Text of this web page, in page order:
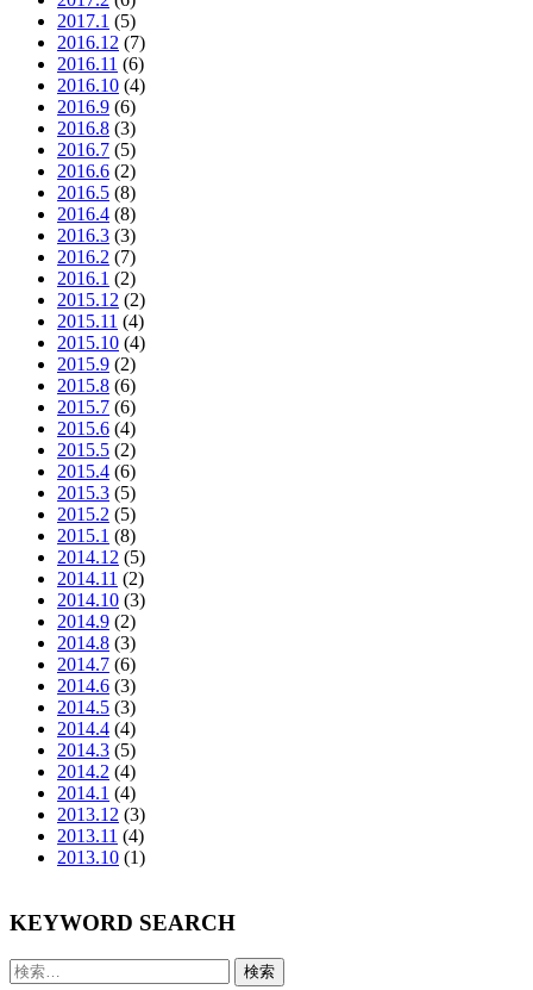
2017.1 (5)
2016.12 (7)
2016.11 (6)
2016.10 (4)
2016.9 (6)
2016.8 (3)
2016.7 (5)
2016.6 (2)
2016.5 (8)
2016.4 (8)
2016.3 (3)
2016.2 (7)
2016.1 (2)
2015.12 (2)
2015.11 (4)
2015.10 (4)
2015.9 (2)
2015.8 (6)
2015.7 (6)
2015.6 (4)
2015.5 (2)
2015.4 (6)
2015.3 (5)
2015.2 (5)
2015.1 (8)
2014.12 (5)
2014.11 (2)
2014.10 (3)
2014.9 (2)
2014.8 (3)
2014.7 (6)
2014.6 (3)
2014.5 (3)
2014.4 (4)
2014.3 (5)
2014.2 (4)
2014.1 (4)
2013.12 (3)
2013.11 (4)
2013.10 (1)
KEYWORD SEARCH
検